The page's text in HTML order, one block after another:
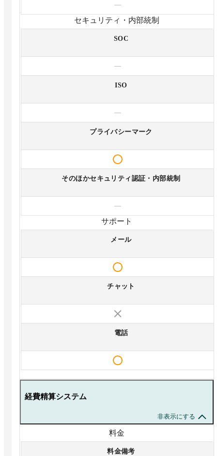
—
セキュリティ・内部統制
SOC
—
ISO
—
プライバシーマーク
そのほかセキュリティ認証・内部統制
—
サポート
メール
チャット
電話
経費精算システム
非表示にする
料金
料金備考